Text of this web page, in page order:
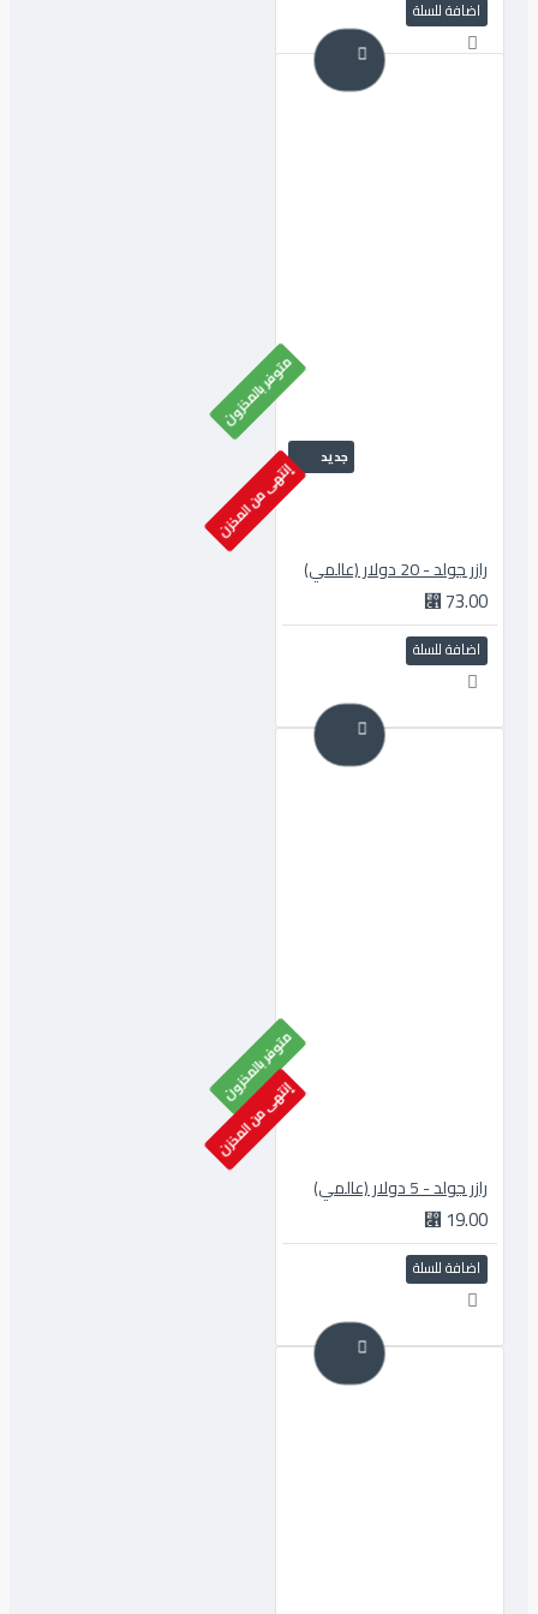
اضافة للسلة
متوفر بالمخزون
إنتهى من المخزن
رازر جولد - 20 دولار (عالمي)
اضافة للسلة
متوفر بالمخزون
إنتهى من المخزن
رازر جولد - 5 دولار (عالمي)
اضافة للسلة